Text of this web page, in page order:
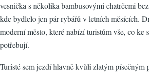
vesnička s několika bambusovými chatrčemi
kde bydlelo jen pár rybářů v letních měsících.
moderní město, které nabízí turistům vše, co ke
potřebují.
Turisté sem jezdí hlavně kvůli zlatým písečným